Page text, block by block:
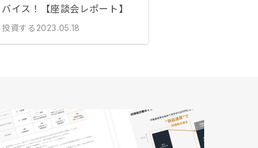
バイス！【座談会レポート】
投資する 2023.05.18